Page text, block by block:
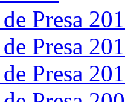
Presa
Presa
Presa